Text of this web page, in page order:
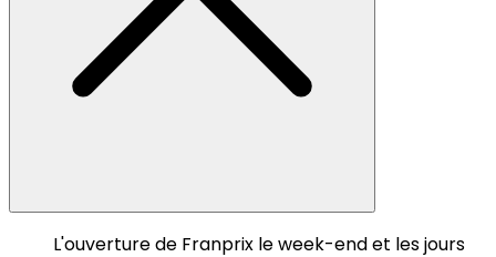
L'ouverture de Franprix le week-end et les jours